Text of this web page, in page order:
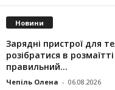
Новини
Зарядні пристрої для
розібратися в
правильний...
Чепіль Олена - 06.08.2026